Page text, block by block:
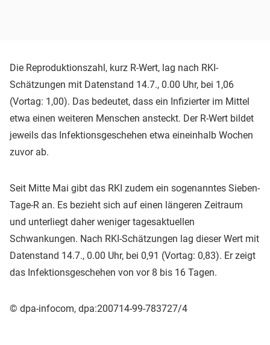
Die Reproduktionszahl, kurz R-Wert, lag nach RKI-
Schätzungen mit Datenstand 14.7., 0.00 Uhr, bei 1,06
(Vortag: 1,00). Das bedeutet, dass ein Infizierter im Mittel
etwa einen weiteren Menschen ansteckt. Der R-Wert bildet
jeweils das Infektionsgeschehen etwa eineinhalb Wochen
zuvor ab.
Seit Mitte Mai gibt das RKI zudem ein sogenanntes Sieben-
Tage-R an. Es bezieht sich auf einen längeren Zeitraum
und unterliegt daher weniger tagesaktuellen
Schwankungen. Nach RKI-Schätzungen lag dieser Wert mit
Datenstand 14.7., 0.00 Uhr, bei 0,91 (Vortag: 0,83). Er zeigt
das Infektionsgeschehen von vor 8 bis 16 Tagen.
© dpa-infocom, dpa:200714-99-783727/4